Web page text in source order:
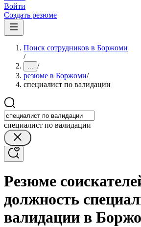
Войти
Создать резюме
Поиск сотрудников в Боржоми
/
... /
резюме в Боржоми/
специалист по валидации
специалист по валидации
Резюме
должность
валидации в